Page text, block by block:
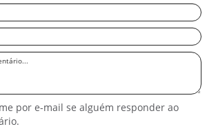
por e-mail se alguém responder ao